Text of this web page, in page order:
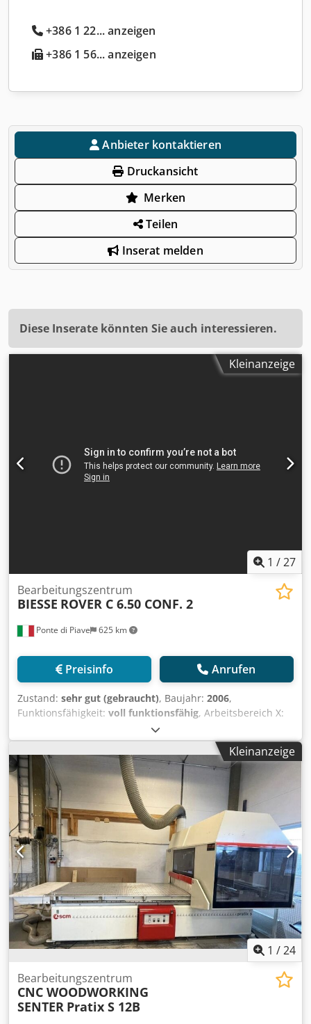
+386 1 22... anzeigen
+386 1 56... anzeigen
Anbieter kontaktieren
Druckansicht
Merken
Teilen
Inserat melden
Diese Inserate könnten Sie auch interessieren.
Kleinanzeige
1 /27
Ponte di Piave 625 km
Bearbeitungszentrum
BIESSE ROVER C 6.50 CONF. 2
Preisinfo Anrufen
Zustand: sehr gut (gebraucht), Baujahr: 2006,
Funktionsfähigkeit: voll funktionsfähig, Arbeitsbereich X:
4600 mm Arbeitsbereich Y: 1570 mm Arbeitsbereich Z: ca.
250 mm 3-Achs-Elektrospindel Vertikale Bohrköpfe: ca. 22
Horizontale Bohrköpfe in X: 6 Horizontale Bohrköpfe in Y: 4
Nutfrässäge in X-Richtung Fester Horizontalmotor für
Schlosskastenfräsung an Türen Kettenmagazin ca. 22
Plätze Arbeitstisch mit 8 Balken Vakuumpumpe 90 m³/h
Software: BiesseWorks Sicherheitsmatten Codpfx Asy Exz
Djbyorf Schutzgitter Gewicht ca. 6100 kg Inkl.
Vakuumsauger und 1 schwenkbares Bohr-Fräs-
Sägeaggregat
Kleinanzeige
1 /24
Bearbeitungszentrum
CNC WOODWORKING
SENTER Pratix S 12B